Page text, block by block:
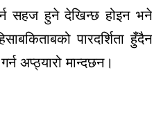
सहज हुने देखिन्छ होइन भने
पारदर्शिता हुँदैन
अप्ठ्यारो मान्दछन।